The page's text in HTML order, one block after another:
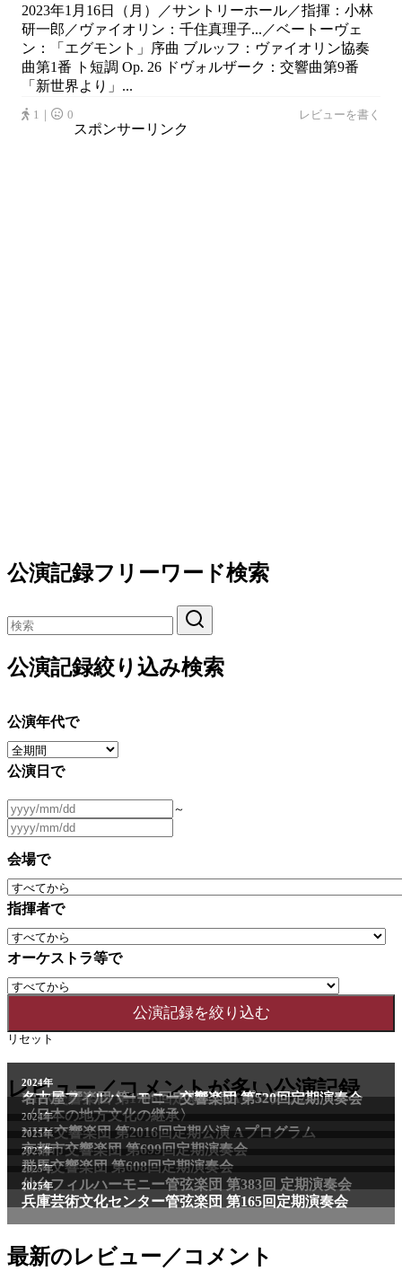
2023年1月16日（月）／サントリーホール／指揮：小林
研一郎／ヴァイオリン：千住真理子...／ベートーヴェ
ン：「エグモント」序曲 ブルッフ：ヴァイオリン協奏
曲第1番 ト短調 Op. 26 ドヴォルザーク：交響曲第9番
「新世界より」...
1｜ 0 レビューを書く
スポンサーリンク
公演記録フリーワード検索
公演記録絞り込み検索
公演年代で
公演日で
～
会場で
指揮者で
オーケストラ等で
リセット
レビュー／コメントが多い公演記録
最新のレビュー／コメント